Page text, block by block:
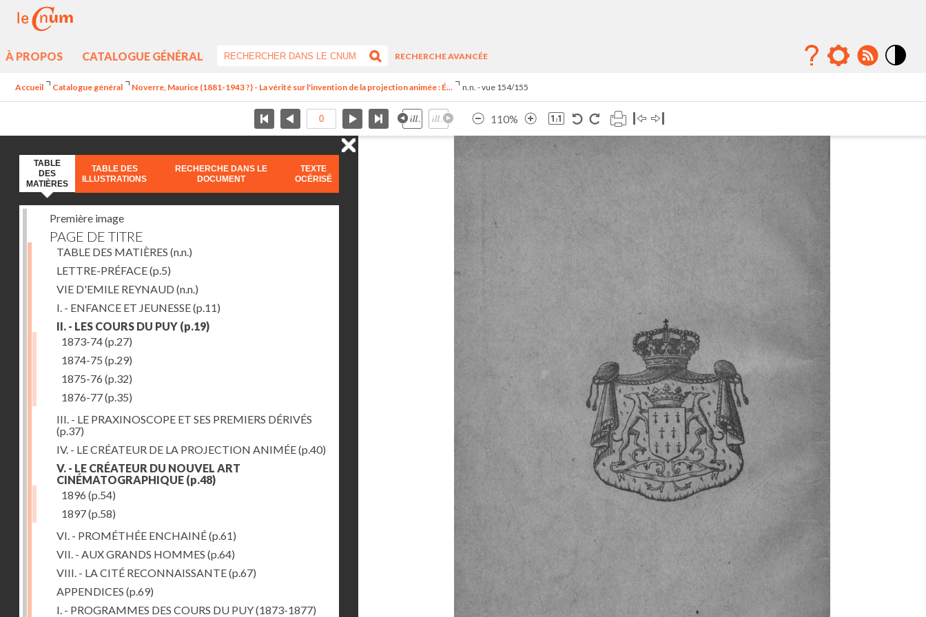
À PROPOS CATALOGUE GÉNÉRAL
RECHERCHE AVANCÉE
Accueil Catalogue général Noverre, Maurice (1881-1943 ?) - La vérité sur l'invention de la projection animée : É... n.n. - vue 154/155
110%
TABLE
DES
MATIÈRES
TABLE DES
ILLUSTRATIONS
RECHERCHE DANS LE
DOCUMENT
TEXTE
OCÉRISÉ
Première image
PAGE DE TITRE
TABLE DES MATIÈRES (n.n.)
LETTRE-PRÉFACE(p.5)
VIE D'EMILE REYNAUD (n.n.)
I. - ENFANCE ET JEUNESSE(p.11)
II. - LES COURS DU PUY (p.19)
1873-74(p.27)
1874-75 (p.29)
1875-76 (p.32)
1876-77(p.35)
III. - LE PRAXINOSCOPE ET SES PREMIERS DÉRIVÉS
(p.37)
IV. - LE CRÉATEUR DE LA PROJECTION ANIMÉE(p.40)
V. - LE CRÉATEUR DU NOUVEL ART
CINÉMATOGRAPHIQUE (p.48)
1896 (p.54)
1897(p.58)
VI. - PROMÉTHÉE ENCHAINÉ(p.61)
VII. - AUX GRANDS HOMMES (p.64)
VIII. - LA CITÉ RECONNAISSANTE(p.67)
APPENDICES (p.69)
I. - PROGRAMMES DES COURS DU PUY (1873-1877)